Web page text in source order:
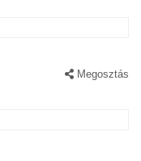
Megosztás